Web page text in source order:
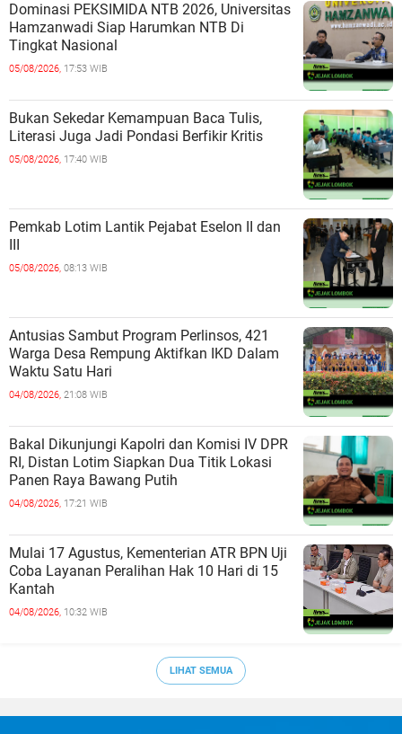
Dominasi PEKSIMIDA NTB 2026, Universitas
Hamzanwadi Siap Harumkan NTB Di
Tingkat Nasional
05/08/2026, 17:53 WIB
Bukan Sekedar Kemampuan Baca Tulis,
Literasi Juga Jadi Pondasi Berfikir Kritis
05/08/2026, 17:40 WIB
Pemkab Lotim Lantik Pejabat Eselon II dan
III
05/08/2026, 08:13 WIB
Antusias Sambut Program Perlinsos, 421
Warga Desa Rempung Aktifkan IKD Dalam
Waktu Satu Hari
04/08/2026, 21:08 WIB
Bakal Dikunjungi Kapolri dan Komisi IV DPR
RI, Distan Lotim Siapkan Dua Titik Lokasi
Panen Raya Bawang Putih
04/08/2026, 17:21 WIB
Mulai 17 Agustus, Kementerian ATR BPN Uji
Coba Layanan Peralihan Hak 10 Hari di 15
Kantah
04/08/2026, 10:32 WIB
LIHAT SEMUA